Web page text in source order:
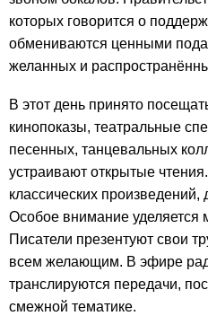
которых говорится о
обмениваются ценными
желанных и
В этот день принято
кинопоказы, театральные
песенных, танцевальных
устраивают открытые
классических
Особое внимание
Писатели презентуют свои
всем желающим. В эфире
транслируются передачи,
смежной тематике.